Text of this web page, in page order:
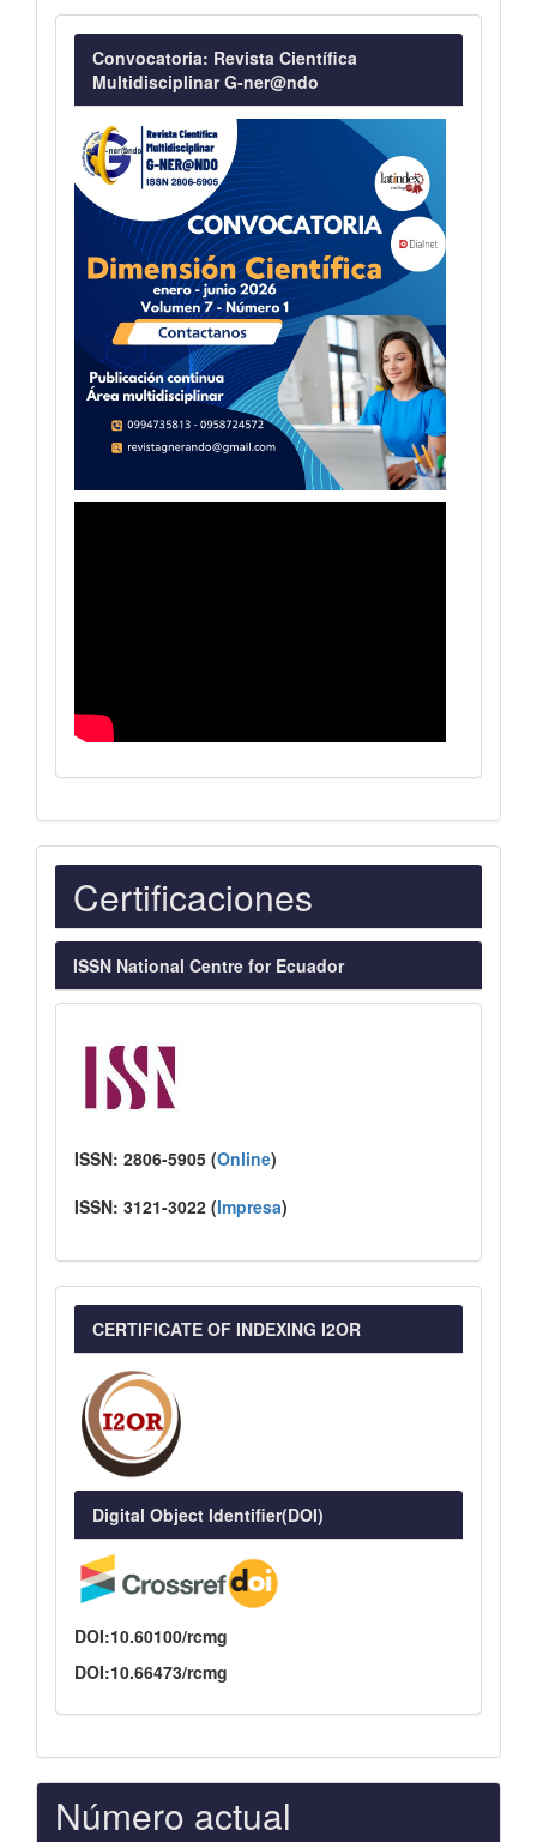
Convocatoria
Convocatoria: Revista Científica
Multidisciplinar G-ner@ndo
Indexaciones
Certificaciones
ISSN National Centre for Ecuador
ISSN: 2806-5905 (Online)
ISSN: 3121-3022 (Impresa)
CERTIFICATE OF INDEXING I2OR
Digital Object Identifier(DOI)
DOI:10.60100/rcmg
DOI:10.66473/rcmg
Número actual